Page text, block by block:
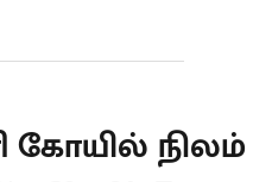
கோயில் நிலம்